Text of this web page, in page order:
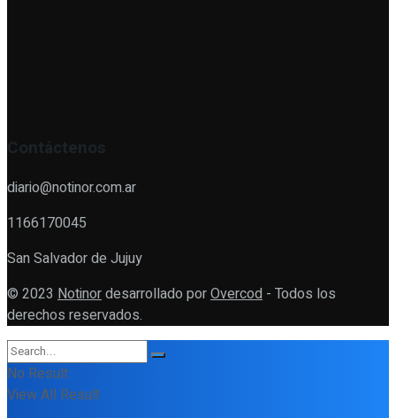
Contáctenos
diario@notinor.com.ar
1166170045
San Salvador de Jujuy
© 2023 Notinordesarrollado porOvercod - Todos los
derechos reservados.
No Result
View All Result